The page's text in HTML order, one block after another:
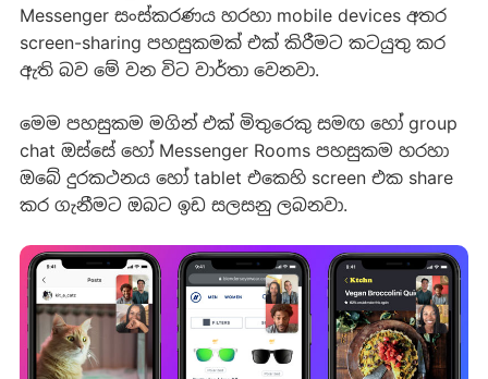
Messenger සංස්කරණය හරහා mobile devices අතර
screen-sharing පහසුකමක් එක් කිරීමට කටයුතු කර
ඇති බව මේ වන විට වාර්තා වෙනවා.
මෙම පහසුකම මගින් එක් මිතුරෙකු සමඟ හෝ group
chat ඔස්සේ හෝ Messenger Rooms පහසුකම හරහා
ඔබේ දුරකථනය හෝ tablet එකෙහි screen එක share
කර ගැනීමට ඔබට ඉඩ සලසනු ලබනවා.